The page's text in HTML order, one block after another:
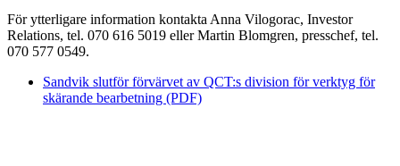
För ytterligare information kontakta Anna Vilogorac, Investor
Relations, tel. 070 616 5019 ellerMartin Blomgren, presschef, tel.
070 577 0549.
Sandvik slutför förvärvet av QCT:s division för verktyg för
skärande bearbetning (PDF)